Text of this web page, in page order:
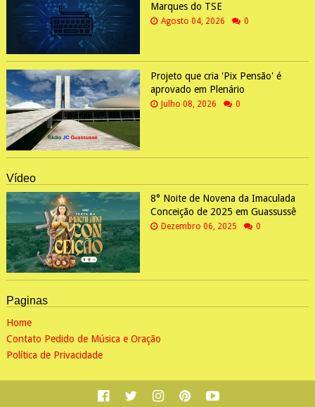
Marques do TSE
Agosto 04, 2026 0
Projeto que cria 'Pix Pensão' é
aprovado em Plenário
Julho 08, 2026 0
Vídeo
8° Noite de Novena da Imaculada
Conceição de 2025 em Guassussê
Dezembro 06, 2025 0
Paginas
Home
Contato Pedido de Música e Oração
Política de Privacidade